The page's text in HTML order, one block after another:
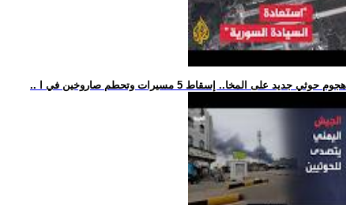
.. هجوم حوثي جديد على المخا.. إسقاط 5 مسيرات وتحطم صاروخين في ا